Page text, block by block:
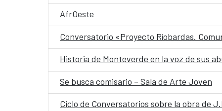
AfrOeste
Conversatorio «Proyecto Ríobardas.
Historia de Monteverde en la voz de sus
Se busca comisario – Sala de Arte Joven
Ciclo de Conversatorios sobre la obra de